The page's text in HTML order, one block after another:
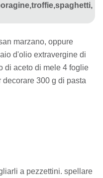
marzano, oppure
d'olio extravergine di
di aceto di mele 4 foglie
300 g di pasta
a pezzettini. spellare